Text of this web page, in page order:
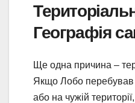
Географія
Ще одна причина –
Якщо Лобо перебував
або на чужій